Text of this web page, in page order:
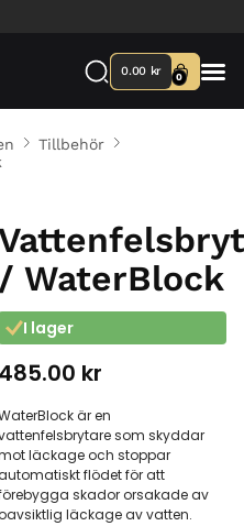
0.00 kr 0
Tillbehör
/ WaterBlock
I lager
485.00 kr
är en
som skyddar
läckage och stoppar
flödet för att
skador orsakade av
läckage av vatten.